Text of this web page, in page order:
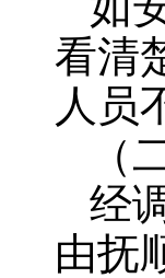
看清
人员
（
经
由抚